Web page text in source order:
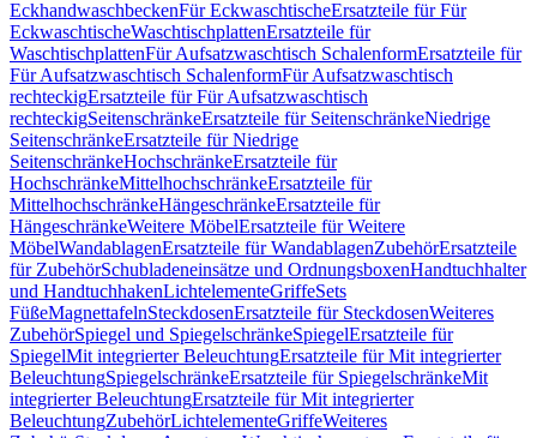
EckhandwaschbeckenFür EckwaschtischeErsatzteile für Für
EckwaschtischeWaschtischplattenErsatzteile für
WaschtischplattenFür Aufsatzwaschtisch SchalenformErsatzteile für
Für Aufsatzwaschtisch SchalenformFür Aufsatzwaschtisch
rechteckigErsatzteile für Für Aufsatzwaschtisch
rechteckigSeitenschränkeErsatzteile für SeitenschränkeNiedrige
SeitenschränkeErsatzteile für Niedrige
SeitenschränkeHochschränkeErsatzteile für
HochschränkeMittelhochschränkeErsatzteile für
MittelhochschränkeHängeschränkeErsatzteile für
HängeschränkeWeitere MöbelErsatzteile für Weitere
MöbelWandablagenErsatzteile für WandablagenZubehörErsatzteile
für ZubehörSchubladeneinsätze und OrdnungsboxenHandtuchhalter
und HandtuchhakenLichtelementeGriffeSets
FüßeMagnettafelnSteckdosenErsatzteile für SteckdosenWeiteres
ZubehörSpiegel und SpiegelschränkeSpiegelErsatzteile für
SpiegelMit integrierter BeleuchtungErsatzteile für Mit integrierter
BeleuchtungSpiegelschränkeErsatzteile für SpiegelschränkeMit
integrierter BeleuchtungErsatzteile für Mit integrierter
BeleuchtungZubehörLichtelementeGriffeWeiteres